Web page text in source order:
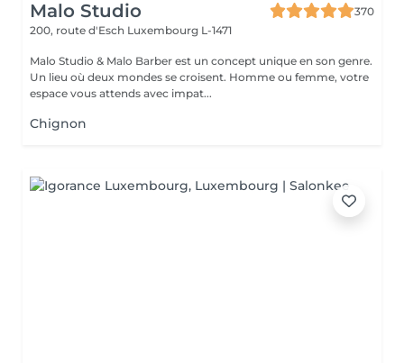
Malo Studio
370
200, route d'Esch Luxembourg L-1471
Malo Studio & Malo Barber est un concept unique en son genre.
Un lieu où deux mondes se croisent. Homme ou femme, votre
espace vous attends avec impat...
Chignon